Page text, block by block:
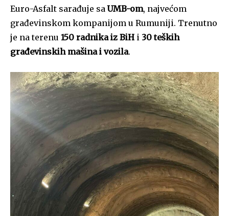
Euro-Asfalt sarađuje saUMB-om, najvećom
građevinskom kompanijom u Rumuniji. Trenutno
je na terenu 150 radnika iz BiH i 30 teških
građevinskih mašina i vozila.